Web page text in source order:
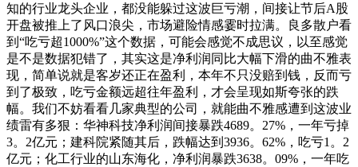
知的行业龙头企业，都没能躲过这波巨亏潮，间接让节后A股
开盘被推上了风口浪尖，市场避险情感霎时拉满。良多散户看
到“吃亏超1000%”这个数据，可能会感觉不成思议，以至感觉
是不是数据犯错了，其实这是净利润同比大幅下滑的曲不雅表
现，简单说就是客岁还正在盈利，本年不只没赔到钱，反而亏
到了极致，吃亏金额远超往年盈利，才会呈现如斯夸张的跌
幅。我们不妨看看几家典型的公司，就能曲不雅感遭到这波业
绩雷有多狠：华神科技净利润间接暴跌4689。27%，一年亏掉
3。2亿元；建科院紧随其后，跌幅达到3936。62%，吃亏1。2
亿元；化工行业的山东海化，净利润暴跌3638。09%，一年吃